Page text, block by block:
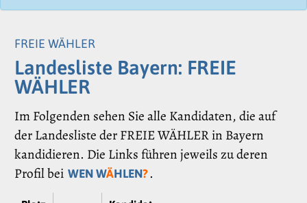
FREIE WÄHLER
Landesliste Bayern: FREIE
WÄHLER
Im Folgenden sehen Sie alle Kandidaten, die auf
der Landesliste der FREIE WÄHLER in Bayern
kandidieren. Die Links führen jeweils zu deren
Profil bei WEN WÄHLEN?.